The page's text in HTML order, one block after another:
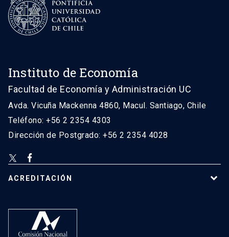
Instituto de Economía
Facultad de Economía y Administración UC
Avda. Vicuña Mackenna 4860, Macul. Santiago, Chile
Teléfono: +56 2 2354 4303
Dirección de Postgrado: +56 2 2354 4028
ACREDITACIÓN